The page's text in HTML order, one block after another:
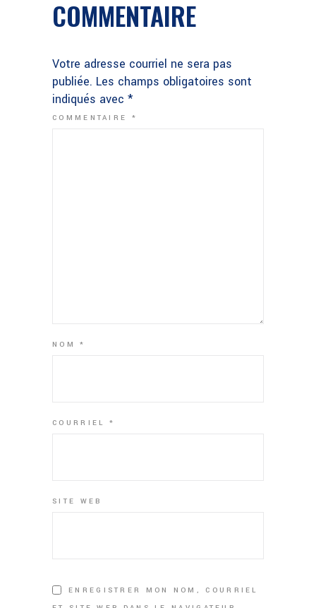
COMMENTAIRE
Votre adresse courriel ne sera pas
publiée. Les champs obligatoires sont
indiqués avec *
COMMENTAIRE *
NOM*
COURRIEL *
SITE WEB
ENREGISTRER MON NOM, COURRIEL